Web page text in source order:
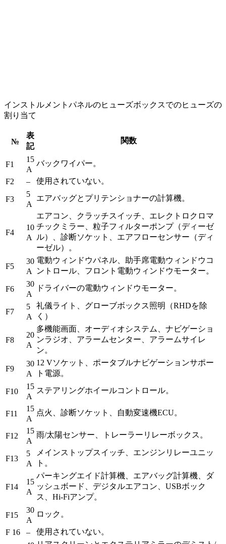
インストルメントパネルのヒューズボックスでのヒューズの
割り当て
№
表
記
関数
F1
15
A
バックワイパー。
F2 – 使用されていない。
F3
5
A
エアバッグとプリテンショナーの計算機。
F4
10
A
エアコン、クラッチスイッチ、エレクトロクロマ
チックミラー、粒子フィルターポンプ（ディーゼ
ル）、診断ソケット、エアフローセンサー（ディ
ーゼル）。
F5
30
A
電動ウィンドウパネル、助手席電動ウィンドウコ
ントロール、フロント電動ウィンドウモーター。
F6
30
A
ドライバーの電動ウィンドウモーター。
F7
5
A
礼儀ライト、グローブボックス照明（RHDを除
く）
F8
20
A
多機能画面、オーディオシステム、ナビゲーショ
ンラジオ、アラームセンター、アラームサイレ
ン。
F9
30
A
12 Vソケット、ポータブルナビゲーションサポー
ト電源。
F10
15
A
ステアリングホイールコントロール。
F11
15
A
点火、診断ソケット、自動変速機ECU。
F12
15
A
雨/太陽センサー、トレーラーリレーボックス。
F13
5
A
メインストップスイッチ、エンジンリレーユニッ
ト。
F14
15
A
パーキングエイド計算機、エアバッグ計算機、ダ
ッシュボード、デジタルエアコン、USBボック
ス、Hi-Fiアンプ。
F15
30
A
ロック。
F 16 –
使用されていない。